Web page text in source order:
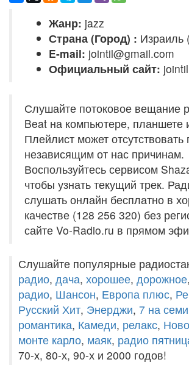
Жанр: jazz
Страна (Город) : Израиль
E-mail: jointil@gmail.com
Официальный сайт:
Слушайте потоковое вещание
Beat на компьютере, планшете
Плейлист может отсутствовать
независящим от нас причинам.
Воспользуйтесь сервисом
чтобы узнать текущий трек.
слушать онлайн бесплатно в
качестве (128 256 320) без
сайте Vo-Radio.ru в прямом
Слушайте популярные
радио, дача, хорошее, дорожное,
радио, Шансон, Европа плюс,
Русский Хит, Энерджи, 7 на
романтика, Камеди, релакс,
монте карло, маяк, радио
70-х, 80-х, 90-х и 2000 годов!